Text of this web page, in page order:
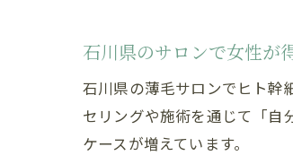
石川県のサロンで女性が
石川県の薄毛サロンでヒト幹
セリングや施術を通じて「自
ケースが増えています。